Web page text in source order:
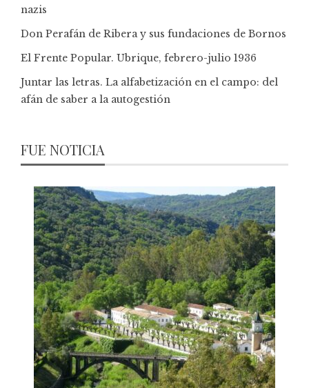
nazis
Don Perafán de Ribera y sus fundaciones de Bornos
El Frente Popular. Ubrique, febrero-julio 1936
Juntar las letras. La alfabetización en el campo: del
afán de saber a la autogestión
FUE NOTICIA